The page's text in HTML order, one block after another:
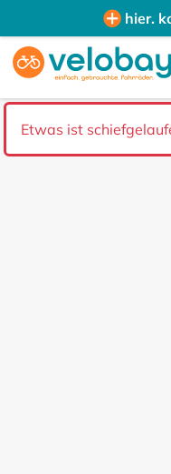
hier.
Etwas ist